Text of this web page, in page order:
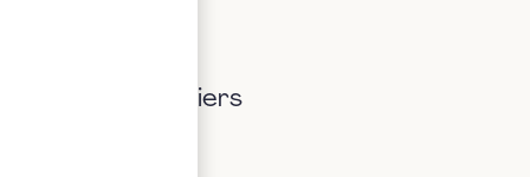
B. Cas particuliers